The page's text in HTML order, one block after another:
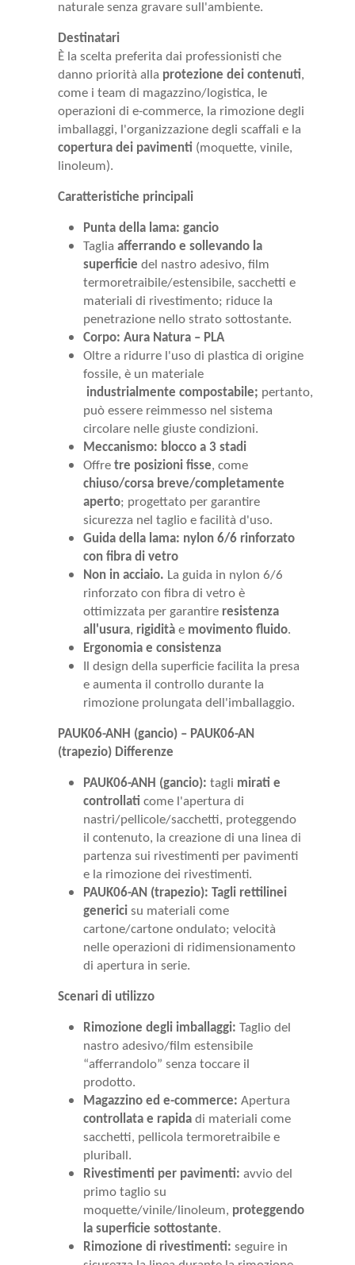
naturale senza gravare sull'ambiente.
Destinatari
È la scelta preferita dai professionisti che
danno priorità alla protezione dei contenuti,
come i team di magazzino/logistica, le
operazioni di e-commerce, la rimozione degli
imballaggi, l'organizzazione degli scaffali e la
copertura dei pavimenti (moquette, vinile,
linoleum).
Caratteristiche principali
Punta della lama: gancio
Taglia afferrando e sollevando la
superficie del nastro adesivo, film
termoretraibile/estensibile, sacchetti e
materiali di rivestimento; riduce la
penetrazione nello strato sottostante.
Corpo: Aura Natura – PLA
Oltre a ridurre l'uso di plastica di origine
fossile, è un materiale
industrialmente compostabile; pertanto,
può essere reimmesso nel sistema
circolare nelle giuste condizioni.
Meccanismo: blocco a 3 stadi
Offre tre posizioni fisse, come
chiuso/corsa breve/completamente
aperto; progettato per garantire
sicurezza nel taglio e facilità d'uso.
Guida della lama: nylon 6/6 rinforzato
con fibra di vetro
Non in acciaio. La guida in nylon 6/6
rinforzato con fibra di vetro è
ottimizzata per garantire resistenza
all'usura, rigidità e movimento fluido.
Ergonomia e consistenza
Il design della superficie facilita la presa
e aumenta il controllo durante la
rimozione prolungata dell'imballaggio.
PAUK06-ANH (gancio) – PAUK06-AN
(trapezio) Differenze
PAUK06-ANH (gancio): tagli mirati e
controllati come l'apertura di
nastri/pellicole/sacchetti, proteggendo
il contenuto, la creazione di una linea di
partenza sui rivestimenti per pavimenti
e la rimozione dei rivestimenti.
PAUK06-AN (trapezio): Tagli rettilinei
generici su materiali come
cartone/cartone ondulato; velocità
nelle operazioni di ridimensionamento
di apertura in serie.
Scenari di utilizzo
Rimozione degli imballaggi: Taglio del
nastro adesivo/film estensibile
“afferrandolo” senza toccare il
prodotto.
Magazzino ed e-commerce: Apertura
controllata e rapida di materiali come
sacchetti, pellicola termoretraibile e
pluriball.
Rivestimenti per pavimenti: avvio del
primo taglio su
moquette/vinile/linoleum, proteggendo
la superficie sottostante.
Rimozione di rivestimenti: seguire in